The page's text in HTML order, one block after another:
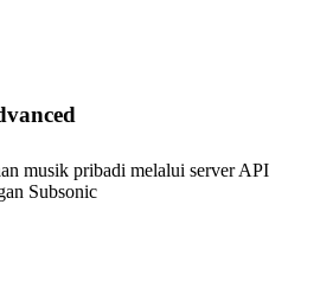
musik pribadi melalui server API
Subsonic